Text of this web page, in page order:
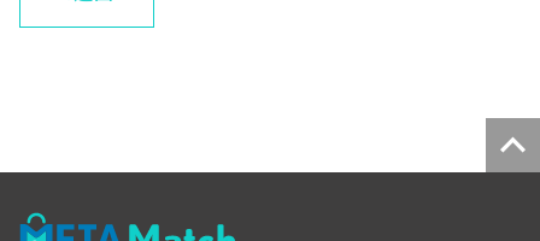
銷大獅的另一大亮點是其創意生成與個性化
系統能夠自動生成多樣化的行銷內容，並根